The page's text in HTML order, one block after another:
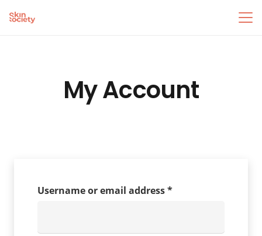
My Account
Username or email address*Required